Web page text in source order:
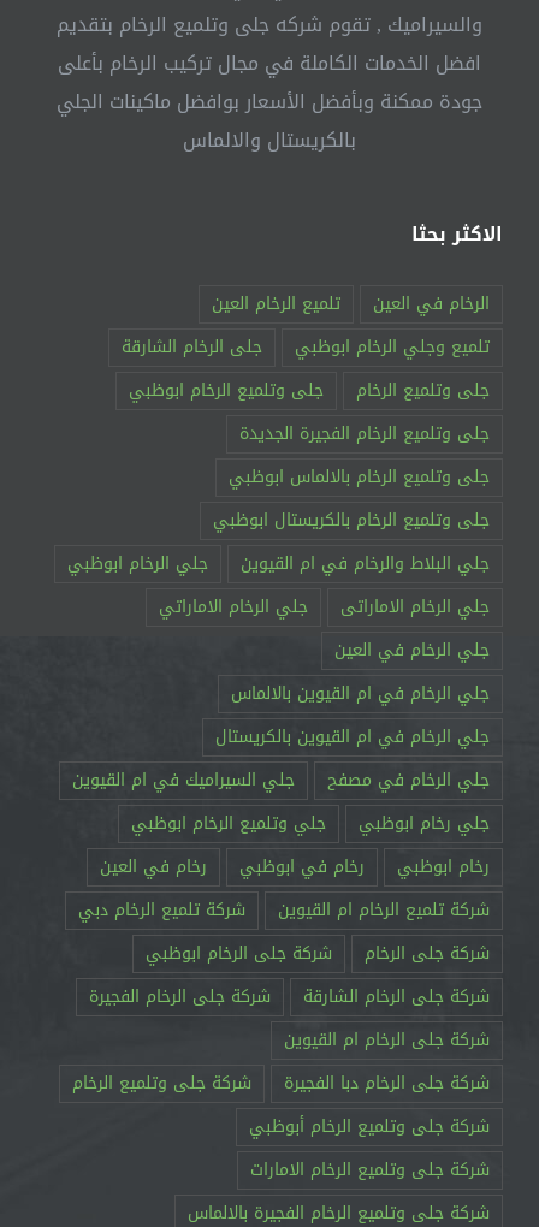
والسيراميك , تقوم شركه جلى وتلميع الرخام بتقديم
افضل الخدمات الكاملة في مجال تركيب الرخام بأعلى
جودة ممكنة وبأفضل الأسعار بوافضل ماكينات الجلي
بالكريستال والالماس
الاكثر بحثا
الرخام في العين
تلميع الرخام العين
تلميع وجلي الرخام ابوظبي
جلى الرخام الشارقة
جلى وتلميع الرخام
جلى وتلميع الرخام ابوظبي
جلى وتلميع الرخام الفجيرة الجديدة
جلى وتلميع الرخام بالالماس ابوظبي
جلى وتلميع الرخام بالكريستال ابوظبي
جلي البلاط والرخام في ام القيوين
جلي الرخام ابوظبي
جلي الرخام الاماراتى
جلي الرخام الاماراتي
جلي الرخام في العين
جلي الرخام في ام القيوين بالالماس
جلي الرخام في ام القيوين بالكريستال
جلي الرخام في مصفح
جلي السيراميك في ام القيوين
جلي رخام ابوظبي
جلي وتلميع الرخام ابوظبي
رخام ابوظبي
رخام في ابوظبي
رخام في العين
شركة تلميع الرخام ام القيوين
شركة تلميع الرخام دبي
شركة جلى الرخام
شركة جلى الرخام ابوظبي
شركة جلى الرخام الشارقة
شركة جلى الرخام الفجيرة
شركة جلى الرخام ام القيوين
شركة جلى الرخام دبا الفجيرة
شركة جلى وتلميع الرخام
شركة جلى وتلميع الرخام أبوظبي
شركة جلى وتلميع الرخام الامارات
شركة جلى وتلميع الرخام الفجيرة بالالماس